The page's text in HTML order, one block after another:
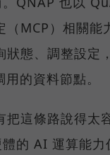
（MCP）相關能
狀態、調整設定
的資料節點。
把這條路說得太
的 AI 運算能力